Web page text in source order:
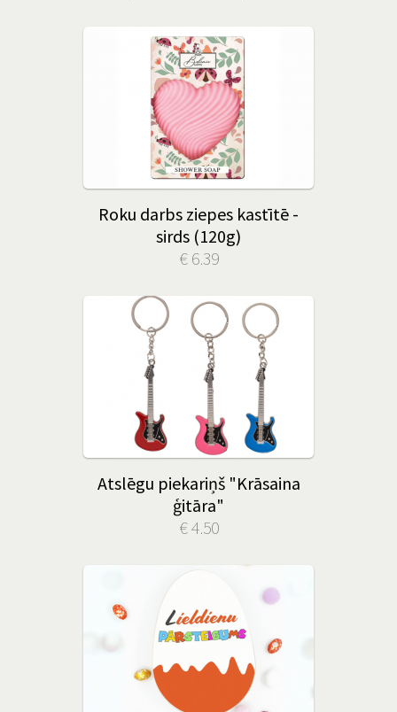
Roku darbs ziepes kastītē -
sirds (120g)
€ 6.39
Atslēgu piekariņš "Krāsaina
ģitāra"
€ 4.50